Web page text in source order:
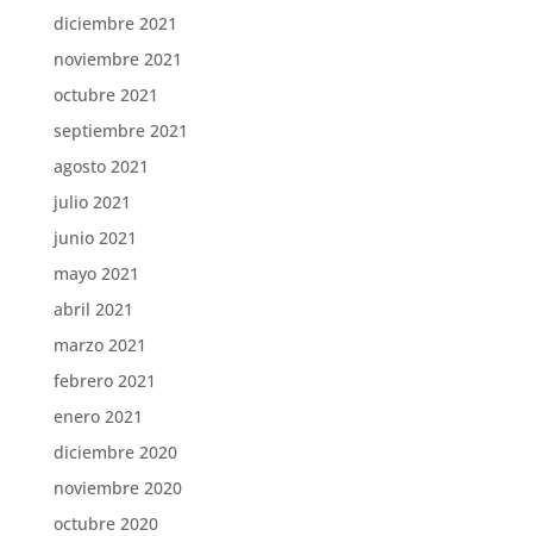
diciembre 2021
noviembre 2021
octubre 2021
septiembre 2021
agosto 2021
julio 2021
junio 2021
mayo 2021
abril 2021
marzo 2021
febrero 2021
enero 2021
diciembre 2020
noviembre 2020
octubre 2020